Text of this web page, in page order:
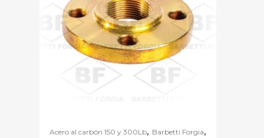
Acero al carbón 150 y 300Lb, Barbetti Forgia,